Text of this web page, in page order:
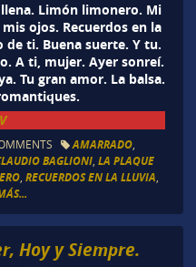
Limón limonero. Mi
ojos. Recuerdos en la
de ti. Buena suerte. Y tu.
A ti, mujer. Ayer sonreí.
Tu gran amor. La balsa.
AMARRADO,
BAGLIONI, LA PLAQUE
, RECUERDOS EN LA LLUVIA
Hoy y Siempre.